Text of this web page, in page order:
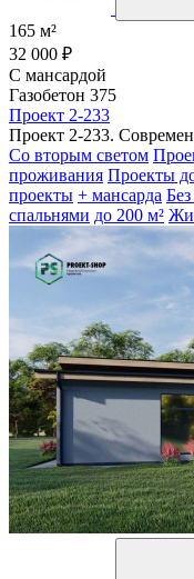
165 м²
32 000 ₽
С мансардой
Газобетон 375
Проект 2-233
Проект 2-233.
Со вторым светом
проживания Проекты
проекты + мансарда
спальнями до 200 м²